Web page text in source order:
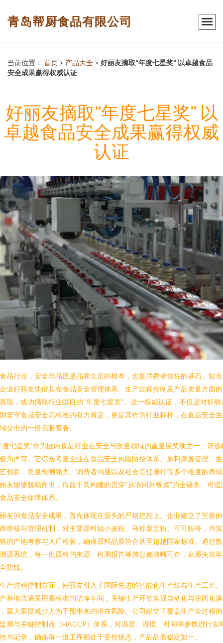
青岛帮厨食品有限公司
当前位置： 首页 > 产品大全 > 好丽友摘取“年度七星奖” 以卓越食品
安全成果赢得权威认证
好丽友摘取“年度七星奖” 以
卓越食品安全成果赢得权威
认证
品行业，安全与品质是品牌立足的根本，也是消费者信任的基石。知
业好丽友凭借其在食品安全管理体系、生产过程控制及产品质量方面
现，成功摘取行业瞩目的“年度七星奖”。这一权威认证，不仅是对好丽
坚守食品安全高标准的有力肯定，更是其作为行业标杆，在食品安全
交出的一份亮眼答卷。
度七星奖”作为国内食品行业在安全与质量领域的重量级奖项之一，评选
为严苛。它综合考量企业在食品安全风险防控体系、原料溯源管理、
创新、质量检测能力、消费者沟通以及社会责任履行等多个维度的表
友能够脱颖而出，得益于其构建的贯穿“从农田到餐桌”的全链条、可追
品安全保障体系。
友的食品安全成果，首先体现在源头的严格把控上。企业建立了完善
审核与管理机制，对主要原料如小麦粉、马铃薯淀粉、可可粉等，均
的产地考察与入厂检验，确保原料品质符合甚至超越国家标准。通过
源系统，每一批原料的来源、检测报告等信息都清晰可查，从源头筑
防线。
产过程控制方面，好丽友引入了国际先进的智能化生产线与生产工艺
基地普遍采用高标准的洁净车间，关键生产环节实现自动化与密闭化操
最大限度减少人为干预带来的潜在风险。公司建立了覆盖生产全过程
测与关键控制点（HACCP）体系，对温度、湿度、时间等参数进行实
与记录，确保每一道工序都处于受控状态，产品品质稳定如一。